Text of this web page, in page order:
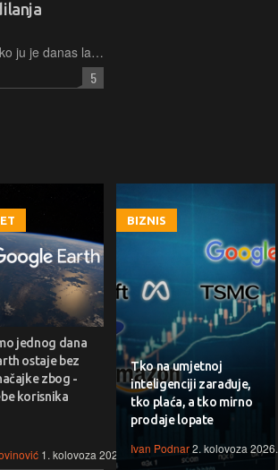
Danas je lakše nego ikad prije nabaviti drogu. Isto tako ju je danas lakše nego ikada prodavati i distribuirati. Pa čak i proizvoditi. Svejedno, živjeli na istoku ili zapadu, bitno je samo imati - pristup Internetu
5
jednog dana
ostaje bez
zbog -
korisnika
1. kolovoza 2026.
BIZNIS
Tko na umjetnoj
inteligenciji zarađuje,
tko plaća, a tko mirno
prodaje lopate
Ivan Podnar2. kolovoza 2026.